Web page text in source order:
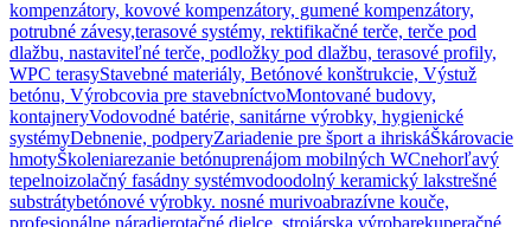
kompenzátory, kovové kompenzátory, gumené kompenzátory,
potrubné závesy,terasové systémy, rektifikačné terče, terče pod
dlažbu, nastaviteľné terče, podložky pod dlažbu, terasové profily,
WPC terasyStavebné materiály, Betónové konštrukcie, Výstuž
betónu, Výrobcovia pre stavebníctvoMontované budovy,
kontajneryVodovodné batérie, sanitárne výrobky, hygienické
systémyDebnenie, podperyZariadenie pre šport a ihriskáŠkárovacie
hmotyŠkoleniarezanie betónuprenájom mobilných WCnehorľavý
tepelnoizolačný fasádny systémvodoodolný keramický lakstrešné
substrátybetónové výrobky. nosné murivoabrazívne kouče,